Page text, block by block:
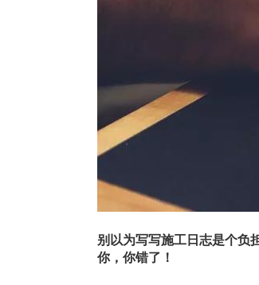
别以为写写施工日志是个负
你， 你错了 ！